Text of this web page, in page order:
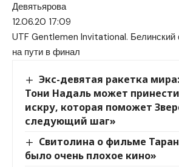
Девятьярова
12.06.20 17:09
UTF Gentlemen Invitational.
на пути в финал
Экс-девятая ракетка
Тони Надаль может
искру, которая поможет
следующий шаг»
Свитолина о фильме
было очень плохое кино»